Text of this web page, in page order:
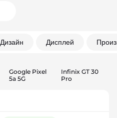
Дизайн Дисплей
Google Pixel
5a 5G
Infinix GT 30
Pro